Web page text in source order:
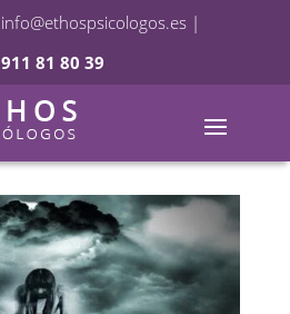
info@ethospsicologos.es |
911 81 80 39